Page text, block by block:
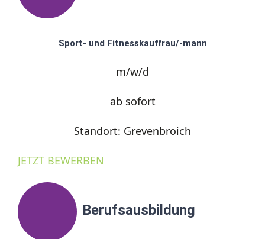
Sport- und Fitnesskauffrau/-mann
m/w/d
ab sofort
Standort: Grevenbroich
JETZT BEWERBEN
Berufsausbildung